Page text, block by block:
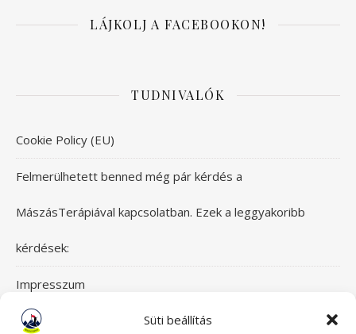
Süti beállítás
LÁJKOLJ A FACEBOOKON!
TUDNIVALÓK
Cookie Policy (EU)
Felmerülhetett benned még pár kérdés a
MászásTerápiával kapcsolatban. Ezek a leggyakoribb
kérdések:
Impresszum
Itt érsz el bennünket!